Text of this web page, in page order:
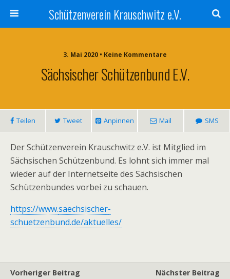
Schützenverein Krauschwitz e.V.
3. Mai 2020 • Keine Kommentare
Sächsischer Schützenbund E.V.
Teilen Tweet Anpinnen Mail SMS
Der Schützenverein Krauschwitz e.V. ist Mitglied im
Sächsischen Schützenbund. Es lohnt sich immer mal
wieder auf der Internetseite des Sächsischen
Schützenbundes vorbei zu schauen.
https://www.saechsischer-
schuetzenbund.de/aktuelles/
Vorheriger Beitrag
Nächster Beitrag